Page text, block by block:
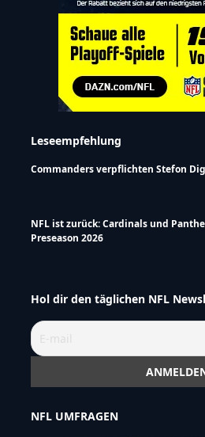
Leseempfehlung
Commanders verpflichten Stefon
NFL ist zurück: Cardinals und
Preseason 2026
Hol dir den täglichen NFL
NFL UMFRAGEN